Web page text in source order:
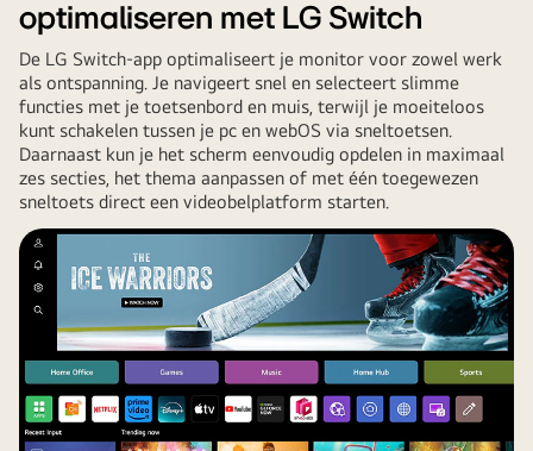
een
LG
Smart
Monitor
Swing.
Het
laadt
USB-
hetzelfde
scherm
wordt
optimaliseren met LG Switch
De LG Switch-app optimaliseert je monitor voor zowel werk
als ontspanning. Je navigeert snel en selecteert slimme
functies met je toetsenbord en muis, terwijl je moeiteloos
kunt schakelen tussen je pc en webOS via sneltoetsen.
Daarnaast kun je het scherm eenvoudig opdelen in maximaal
zes secties, het thema aanpassen of met één toegewezen
sneltoets direct een videobelplatform starten.